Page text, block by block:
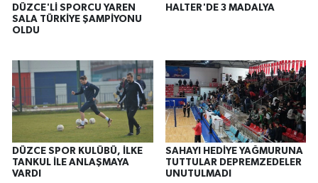
DÜZCE'Lİ SPORCU YAREN
SALA TÜRKİYE ŞAMPİYONU
OLDU
HALTER'DE 3 MADALYA
DÜZCE SPOR KULÜBÜ, İLKE
TANKUL İLE ANLAŞMAYA
VARDI
SAHAYI HEDİYE YAĞMURUNA
TUTTULAR DEPREMZEDELER
UNUTULMADI